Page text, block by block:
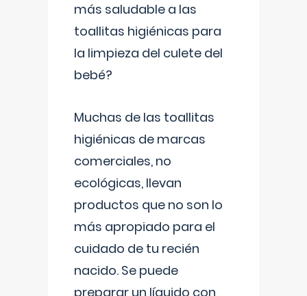
más saludable a las
toallitas higiénicas para
la limpieza del culete del
bebé?
Muchas de las toallitas
higiénicas de marcas
comerciales, no
ecológicas, llevan
productos que no son lo
más apropiado para el
cuidado de tu recién
nacido. Se puede
preparar un líquido con